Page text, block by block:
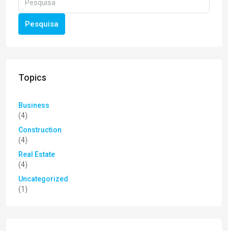
Pesquisa
Topics
Business
(4)
Construction
(4)
Real Estate
(4)
Uncategorized
(1)